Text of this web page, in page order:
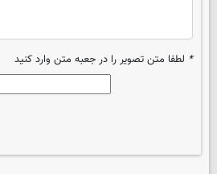
* لطفا متن تصویر را در جعبه متن وارد کنید